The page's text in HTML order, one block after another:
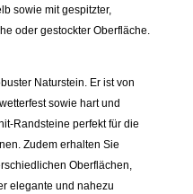
sowie mit gespitzter,
oder gestockter Oberfläche.
Naturstein. Er ist von
sowie hart und
Randsteine perfekt für die
Zudem erhalten Sie
Oberflächen,
elegante und nahezu